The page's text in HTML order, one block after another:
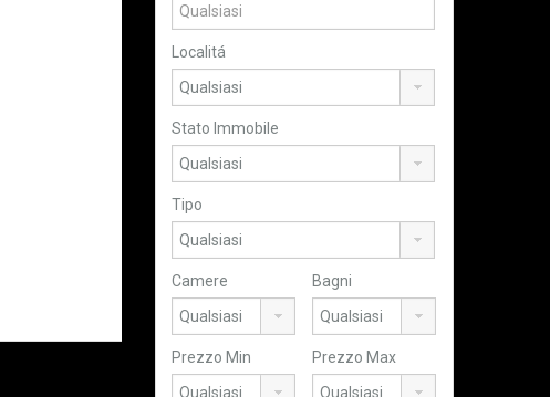
Localitá
Stato Immobile
Tipo
Camere Bagni
Prezzo Min Prezzo Max